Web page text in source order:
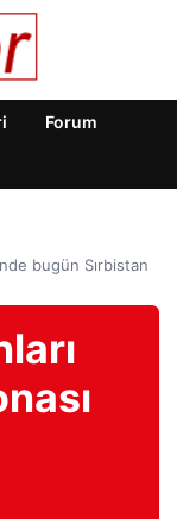
Forum
bugün Sırbistan